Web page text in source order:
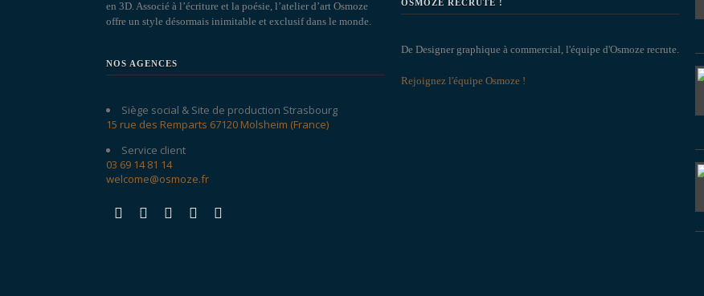
en 3D. Associé à l’écriture et la poésie, l’atelier d’art Osmoze
offre un style désormais inimitable et exclusif dans le monde.
NOS AGENCES
Siège social & Site de production Strasbourg
15 rue des Remparts 67120 Molsheim (France)
Service client
03 69 14 81 14
welcome@osmoze.fr
OSMOZE RECRUTE !
De Designer graphique à commercial, l'équipe d'Osmoze recrute.
Rejoignez l'équipe Osmoze !